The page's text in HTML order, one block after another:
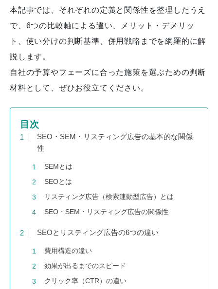
本記事では、それぞれの定義と関係性を整理したうえ
で、6つの比較軸による違い、メリット・デメリッ
ト、使い分けの判断基準、併用戦略までを網羅的に解
説します。
自社の予算やフェーズに合った施策を選ぶための判断
材料として、ぜひお役立てください。
目次
SEO・SEM・リスティング広告の基本的な関係
性
SEMとは
SEOとは
リスティング広告（検索連動型広告）とは
SEO・SEM・リスティング広告の関係性
SEOとリスティング広告の6つの違い
費用構造の違い
効果が出るまでのスピード
クリック率（CTR）の違い